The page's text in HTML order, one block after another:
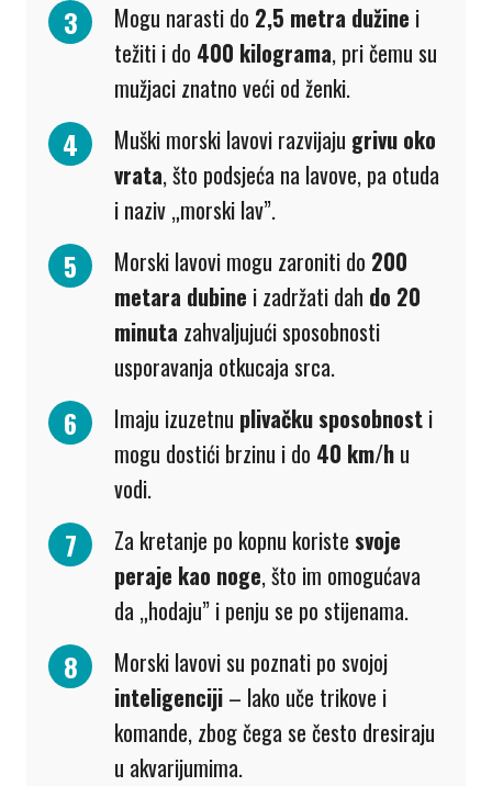
Mogu narasti do 2,5 metra dužine i
težiti i do 400 kilograma, pri čemu su
mužjaci znatno veći od ženki.
Muški morski lavovi razvijaju grivu oko
vrata, što podsjeća na lavove, pa otuda
i naziv „morski lav”.
Morski lavovi mogu zaroniti do 200
metara dubine i zadržati dah do 20
minuta zahvaljujući sposobnosti
usporavanja otkucaja srca.
Imaju izuzetnu plivačku sposobnost i
mogu dostići brzinu i do 40 km/h u
vodi.
Za kretanje po kopnu koriste svoje
peraje kao noge, što im omogućava
da „hodaju” i penju se po stijenama.
Morski lavovi su poznati po svojoj
inteligenciji – lako uče trikove i
komande, zbog čega se često dresiraju
u akvarijumima.